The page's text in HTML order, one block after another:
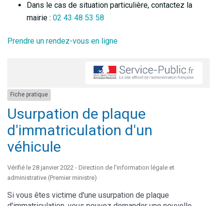
Dans le cas de situation particulière, contactez la
mairie : 02 43 48 53 58
Prendre un rendez-vous en ligne
Fiche pratique
Usurpation de plaque
d'immatriculation d'un
véhicule
Vérifié le 28 janvier 2022 - Direction de l'information légale et
administrative (Premier ministre)
Si vous êtes victime d'une usurpation de plaque